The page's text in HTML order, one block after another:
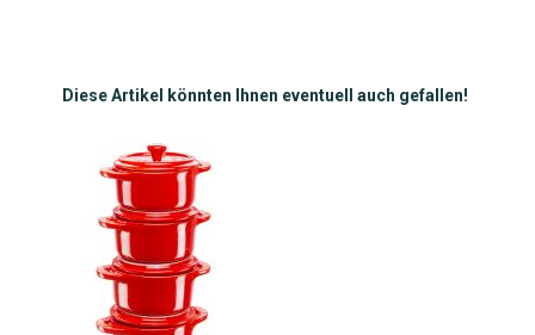
Diese Artikel könnten Ihnen eventuell auch gefallen!